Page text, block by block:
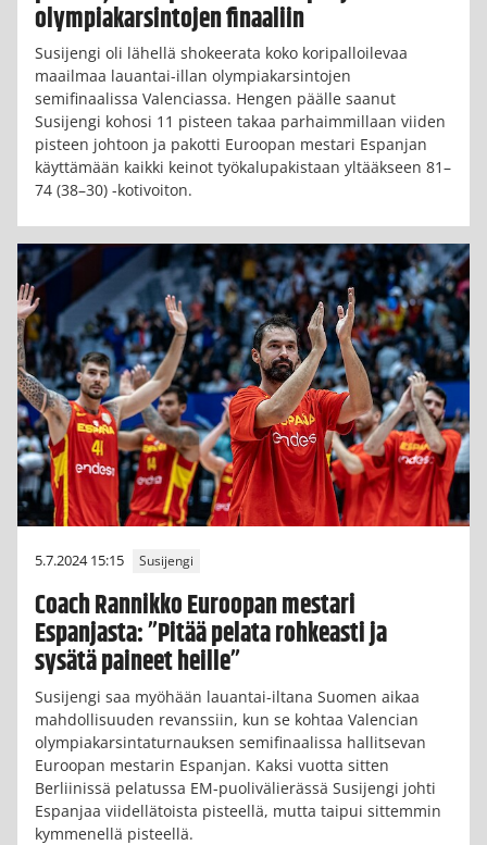
olympiakarsintojen finaaliin
Susijengi oli lähellä shokeerata koko koripalloilevaa
maailmaa lauantai-illan olympiakarsintojen
semifinaalissa Valenciassa. Hengen päälle saanut
Susijengi kohosi 11 pisteen takaa parhaimmillaan viiden
pisteen johtoon ja pakotti Euroopan mestari Espanjan
käyttämään kaikki keinot työkalupakistaan yltääkseen 81–
74 (38–30) -kotivoiton.
5.7.2024 15:15 Susijengi
Coach Rannikko Euroopan mestari
Espanjasta: ”Pitää pelata rohkeasti ja
sysätä paineet heille”
Susijengi saa myöhään lauantai-iltana Suomen aikaa
mahdollisuuden revanssiin, kun se kohtaa Valencian
olympiakarsintaturnauksen semifinaalissa hallitsevan
Euroopan mestarin Espanjan. Kaksi vuotta sitten
Berliinissä pelatussa EM-puolivälierässä Susijengi johti
Espanjaa viidellätoista pisteellä, mutta taipui sittemmin
kymmenellä pisteellä.